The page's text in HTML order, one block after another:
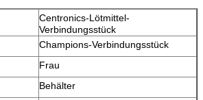
Centronics-Lötmittel-
Verbindungsstück
Champions-Verbindungsstück
Frau
Behälter